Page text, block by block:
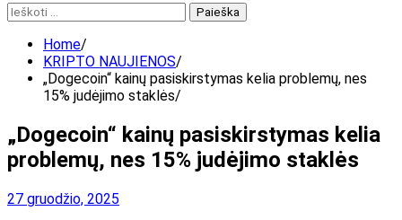
Ieškoti:
Home
KRIPTO NAUJIENOS
„Dogecoin“ kainų pasiskirstymas kelia problemų, nes
15% judėjimo staklės
„Dogecoin“ kainų pasiskirstymas kelia
problemų, nes 15% judėjimo staklės
27 gruodžio, 2025